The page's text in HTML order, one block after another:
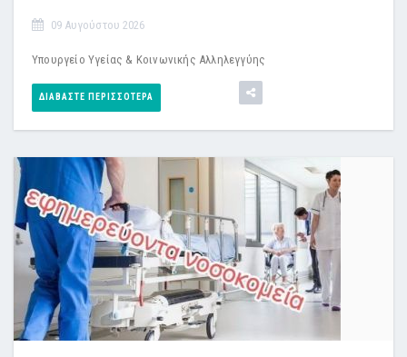
09 Αυγούστου 2026
Υπουργείο Υγείας & Κοινωνικής Αλληλεγγύης
ΔΙΑΒΆΣΤΕ ΠΕΡΙΣΣΌΤΕΡΑ